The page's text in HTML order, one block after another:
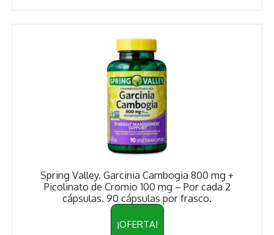
Spring Valley. Garcinia Cambogia 800 mg +
Picolinato de Cromio 100 mg – Por cada 2
cápsulas. 90 cápsulas por frasco.
¡OFERTA!